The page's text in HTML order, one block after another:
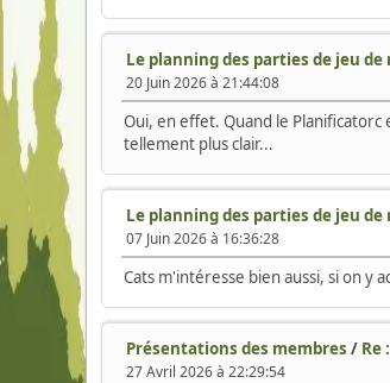
Le planning des parties de jeu de
20 Juin 2026 à 21:44:08
Oui, en effet. Quand le
tellement plus clair...
Le planning des parties de jeu de
07 Juin 2026 à 16:36:28
Cats m'intéresse bien aussi, si on y
Présentations des membres / Re
27 Avril 2026 à 22:29:54